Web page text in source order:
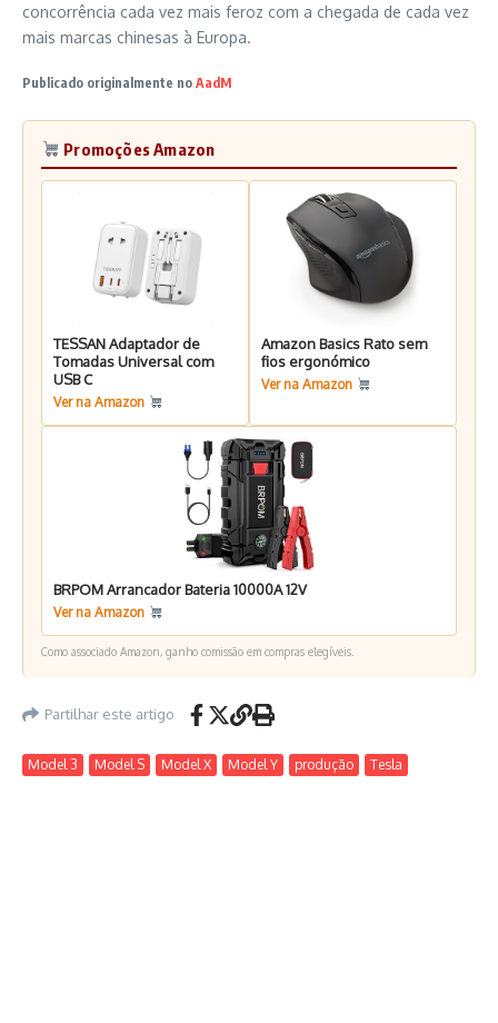
concorrência cada vez mais feroz com a chegada de cada vez
mais marcas chinesas à Europa.
Publicado originalmente no AadM
Promoções Amazon
TESSAN Adaptador de
Tomadas Universal com
USB C
Ver na Amazon
Amazon Basics Rato sem
fios ergonómico
Ver na Amazon
BRPOM Arrancador Bateria 10000A 12V
Ver na Amazon
Como associado Amazon, ganho comissão em compras elegíveis.
Partilhar este artigo
Model 3 Model S Model X Model Y produção Tesla